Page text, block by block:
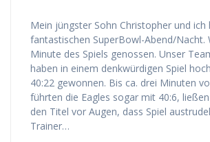
Mein jüngster Sohn Christopher und ich
fantastischen SuperBowl-Abend/Nacht.
Minute des Spiels genossen. Unser
haben in einem denkwürdigen Spiel
40:22 gewonnen. Bis ca. drei Minuten
führten die Eagles sogar mit 40:6,
den Titel vor Augen, dass Spiel
Trainer…